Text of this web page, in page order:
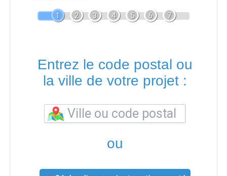
1 2 3 4 5 6 7
Entrez le code postal ou
la ville de votre projet :
ou